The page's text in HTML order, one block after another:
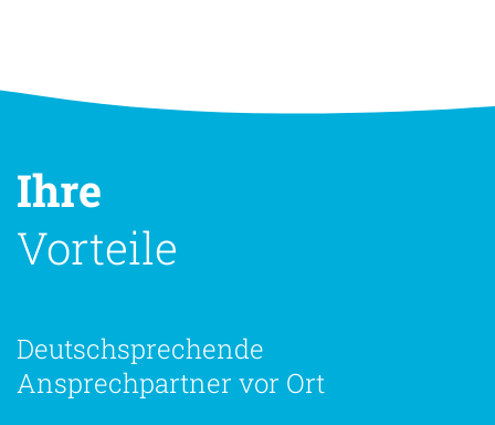
Ihre
Vorteile
Deutschsprechende
Ansprechpartner vor Ort